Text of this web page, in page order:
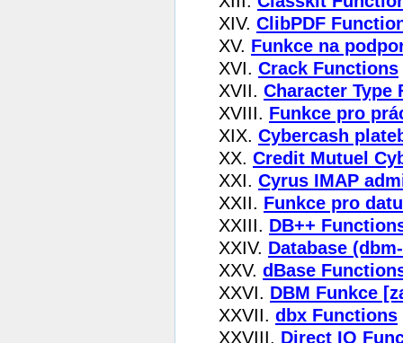
XIV. ClibPDF
XV. Funkce na
XVI. Crack Functions
XVII. Character Type
XVIII. Funkce pro
XIX. Cybercash
XX. Credit Mutuel
XXI. Cyrus IMAP
XXII. Funkce pro
XXIII. DB++
XXIV. Database
XXV. dBase
XXVI. DBM Funkce
XXVII. dbx Functions
XXVIII. Direct IO